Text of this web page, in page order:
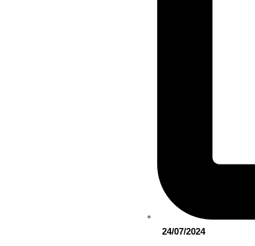
24/07/2024